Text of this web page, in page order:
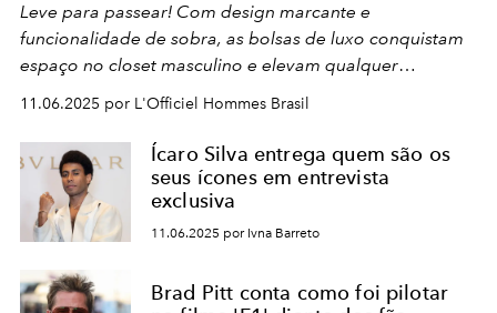
Leve para passear! Com design marcante e
funcionalidade de sobra, as bolsas de luxo conquistam
espaço no closet masculino e elevam qualquer
produção com praticidade e desejo!
11.06.2025 por L'Officiel Hommes Brasil
Ícaro Silva entrega quem são os
seus ícones em entrevista
exclusiva
11.06.2025 por Ivna Barreto
Brad Pitt conta como foi pilotar